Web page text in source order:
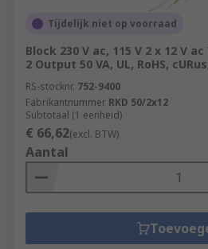
Tijdelijk niet op voorraad
Block 230 V ac, 115 V 2 x 12 V
2 Output 50 VA, UL, RoHS,
RS-stocknr. 752-9400
Fabrikantnummer RKD 50/2x12
Subtotaal (1 eenheid)
€ 66,62(excl. BTW)
Aantal